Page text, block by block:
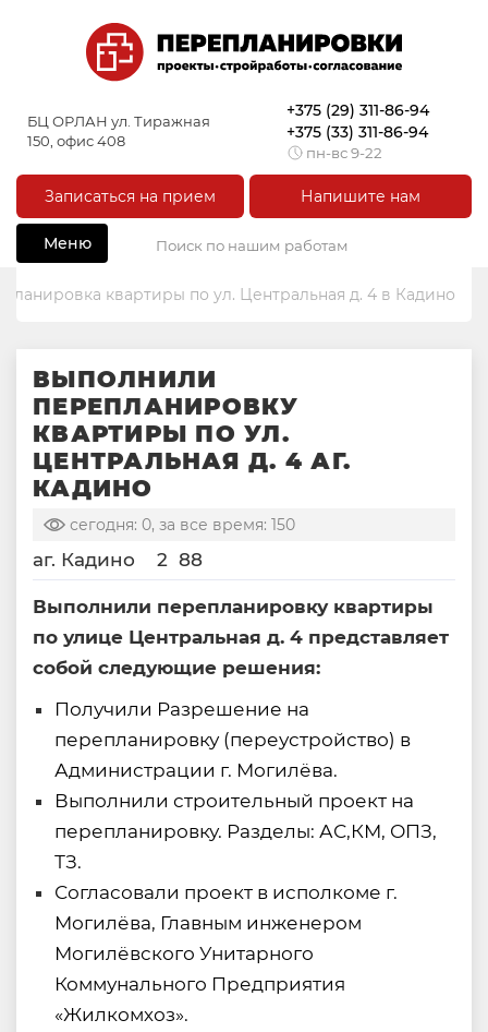
БЦ ОРЛАН ул. Тиражная
150, офис 408
+375 (29) 311-86-94
+375 (33) 311-86-94
пн-вс 9-22
Записаться на прием Напишите нам
Меню
квартиры по ул. Центральная д. 4 в Кадино
ВЫПОЛНИЛИ
ПЕРЕПЛАНИРОВКУ
КВАРТИРЫ ПО УЛ.
ЦЕНТРАЛЬНАЯ Д. 4 АГ.
КАДИНО
сегодня: 0, за все время: 150
аг. Кадино 2 88
Выполнили перепланировку квартиры
по улице Центральная д. 4 представляет
собой следующие решения:
Получили Разрешение на
перепланировку (переустройство) в
Администрации г. Могилёва.
Выполнили строительный проект на
перепланировку. Разделы: АС,КМ, ОПЗ,
ТЗ.
Согласовали проект в исполкоме г.
Могилёва, Главным инженером
Могилёвского Унитарного
Коммунального Предприятия
«Жилкомхоз».